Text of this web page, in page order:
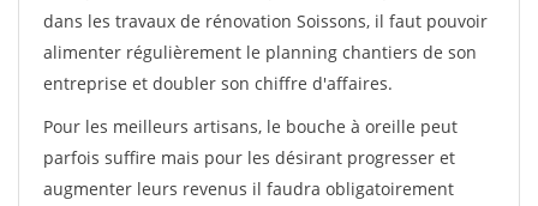
dans les travaux de rénovation Soissons, il faut pouvoir
alimenter régulièrement le planning chantiers de son
entreprise et doubler son chiffre d'affaires.
Pour les meilleurs artisans, le bouche à oreille peut
parfois suffire mais pour les désirant progresser et
augmenter leurs revenus il faudra obligatoirement